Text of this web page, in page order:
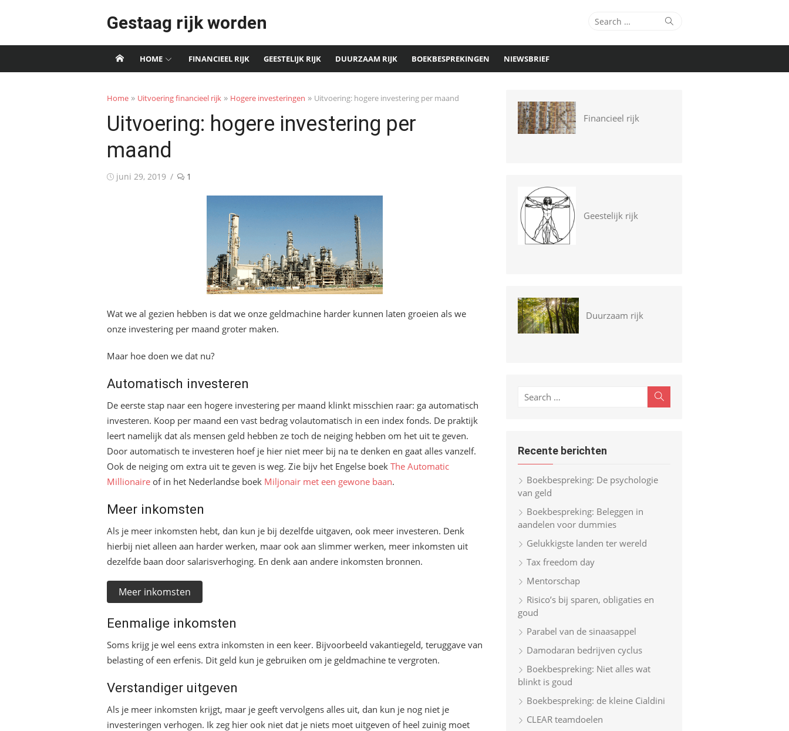
Gestaag rijk worden
Search
Search
HOME FINANCIEEL RIJK GEESTELIJK RIJK DUURZAAM RIJK BOEKBESPREKINGEN NIEWSBRIEF
Home » Uitvoering financieel rijk » Hogere investeringen » Uitvoering: hogere investering per maand
Uitvoering: hogere investering per
maand
Posted
juni 29, 2019 1
Wat we al gezien hebben is dat we onze geldmachine harder kunnen laten groeien als we
onze investering per maand groter maken.
Maar hoe doen we dat nu?
Automatisch investeren
De eerste stap naar een hogere investering per maand klinkt misschien raar: ga automatisch
investeren. Koop per maand een vast bedrag volautomatisch in een index fonds. De praktijk
leert namelijk dat als mensen geld hebben ze toch de neiging hebben om het uit te geven.
Door automatisch te investeren hoef je hier niet meer bij na te denken en gaat alles vanzelf.
Ook de neiging om extra uit te geven is weg. Zie bijv het Engelse boek The Automatic
Millionaire of in het Nederlandse boek Miljonair met een gewone baan.
Meer inkomsten
Als je meer inkomsten hebt, dan kun je bij dezelfde uitgaven, ook meer investeren. Denk
hierbij niet alleen aan harder werken, maar ook aan slimmer werken, meer inkomsten uit
dezelfde baan door salarisverhoging. En denk aan andere inkomsten bronnen.
Meer inkomsten
Eenmalige inkomsten
Soms krijg je wel eens extra inkomsten in een keer. Bijvoorbeeld vakantiegeld, teruggave van
belasting of een erfenis. Dit geld kun je gebruiken om je geldmachine te vergroten.
Verstandiger uitgeven
Als je meer inkomsten krijgt, maar je geeft vervolgens alles uit, dan kun je nog niet je
investeringen verhogen. Ik zeg hier ook niet dat je niets moet uitgeven of heel zuinig moet
Financieel rijk
Geestelijk rijk
Duurzaam rijk
Search
Recente berichten
Boekbespreking: De psychologie
van geld
Boekbespreking: Beleggen in
aandelen voor dummies
Gelukkigste landen ter wereld
Tax freedom day
Mentorschap
Risico’s bij sparen, obligaties en
goud
Parabel van de sinaasappel
Damodaran bedrijven cyclus
Boekbespreking: Niet alles wat
blinkt is goud
Boekbespreking: de kleine Cialdini
CLEAR teamdoelen